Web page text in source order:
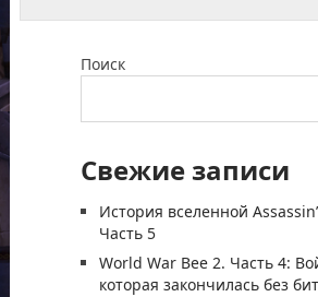
Поиск
Свежие записи
История вселенной
Часть 5
World War Bee 2. Часть 4:
которая закончилась без